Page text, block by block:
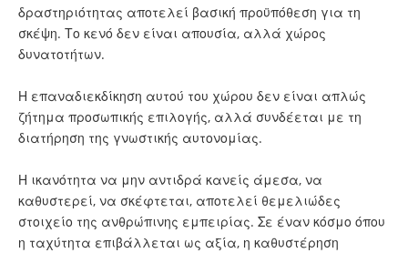
δραστηριότητας αποτελεί βασική προϋπόθεση για τη
σκέψη. Το κενό δεν είναι απουσία, αλλά χώρος
δυνατοτήτων.
Η επαναδιεκδίκηση αυτού του χώρου δεν είναι απλώς
ζήτημα προσωπικής επιλογής, αλλά συνδέεται με τη
διατήρηση της γνωστικής αυτονομίας.
Η ικανότητα να μην αντιδρά κανείς άμεσα, να
καθυστερεί, να σκέφτεται, αποτελεί θεμελιώδες
στοιχείο της ανθρώπινης εμπειρίας. Σε έναν κόσμο όπου
η ταχύτητα επιβάλλεται ως αξία, η καθυστέρηση